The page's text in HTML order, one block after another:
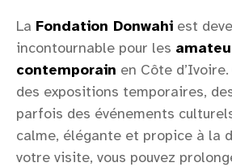
La Fondation Donwahi est
incontournable pour les
contemporain en Côte
des expositions temporaires,
parfois des événements
calme, élégante et propice à la
votre visite, vous pouvez